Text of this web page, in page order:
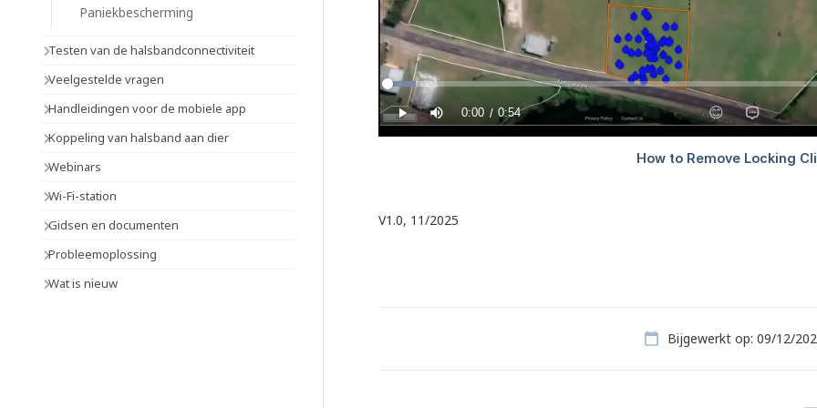
Paniekbescherming
Testen van de halsbandconnectiviteit
Veelgestelde vragen
Handleidingen voor de mobiele app
Koppeling van halsband aan dier
Webinars
Wi-Fi-station
Gidsen en documenten
Probleemoplossing
Wat is nieuw
V1.0, 11/2025
Bijgewerkt op: 09/12/